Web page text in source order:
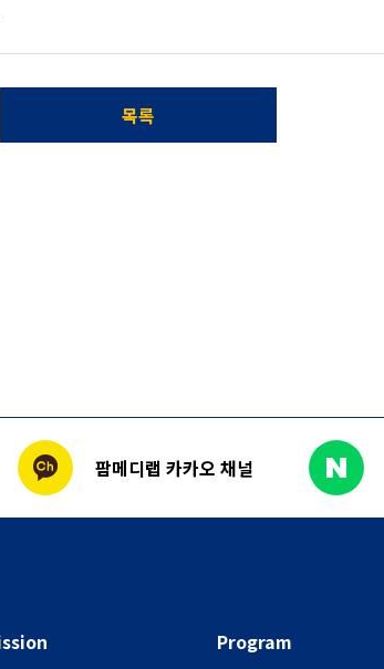
목록
팜메디랩 카카오 채널
Program